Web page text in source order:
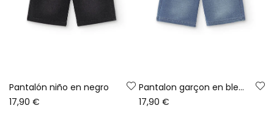
Pantalón niño en negro
17,90 €
Pantalon garçon en bleach
17,90 €